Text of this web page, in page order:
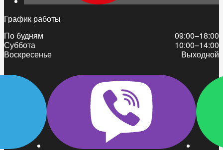
График работы
По будням
09:00–18:00
Суббота
10:00–14:00
Воскресенье
Выходной